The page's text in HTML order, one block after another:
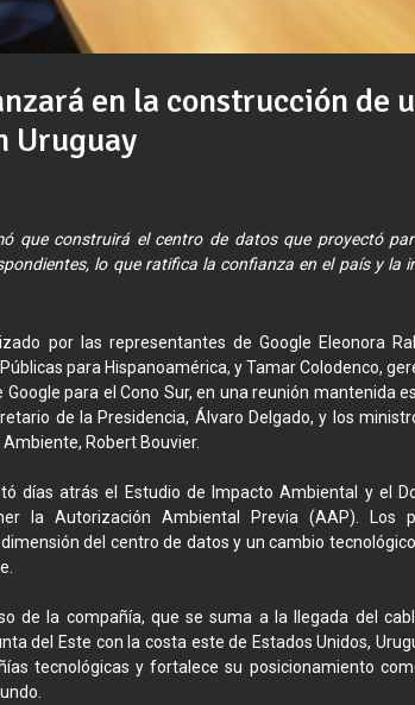
en la construcción de
Uruguay
que construirá el centro de datos que proyectó
lo que ratifica la confianza en el país y la
por las representantes de Google Eleonora
para Hispanoamérica, y Tamar Colodenco,
Google para el Cono Sur, en una reunión mantenida
de la Presidencia, Álvaro Delgado, y los
Robert Bouvier.
días atrás el Estudio de Impacto Ambiental y el
la Autorización Ambiental Previa (AAP). Los
del centro de datos y un cambio
de la compañía, que se suma a la llegada del
del Este con la costa este de Estados Unidos,
tecnológicas y fortalece su posicionamiento